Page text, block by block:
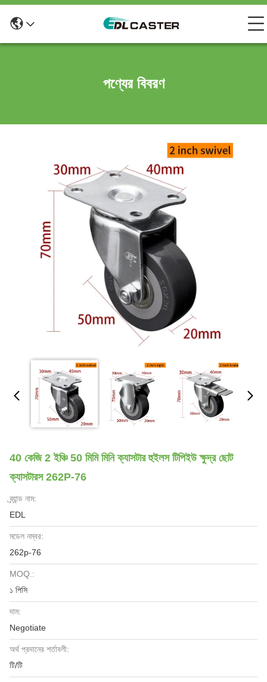
পণ্যের বিবরণ
40 কেজি 2 ইঞ্চি 50 মিমি মিনি ক্যাসটার হুইলস টিপিইউ ক্ষুদ্র ছোট
ক্যাসটারস 262P-76
ব্র্যান্ড নাম:
EDL
মডেল নম্বর:
262p-76
MOQ.:
১ পিসি
দাম:
Negotiate
অর্থ প্রদানের শর্তাবলী:
টি/টি